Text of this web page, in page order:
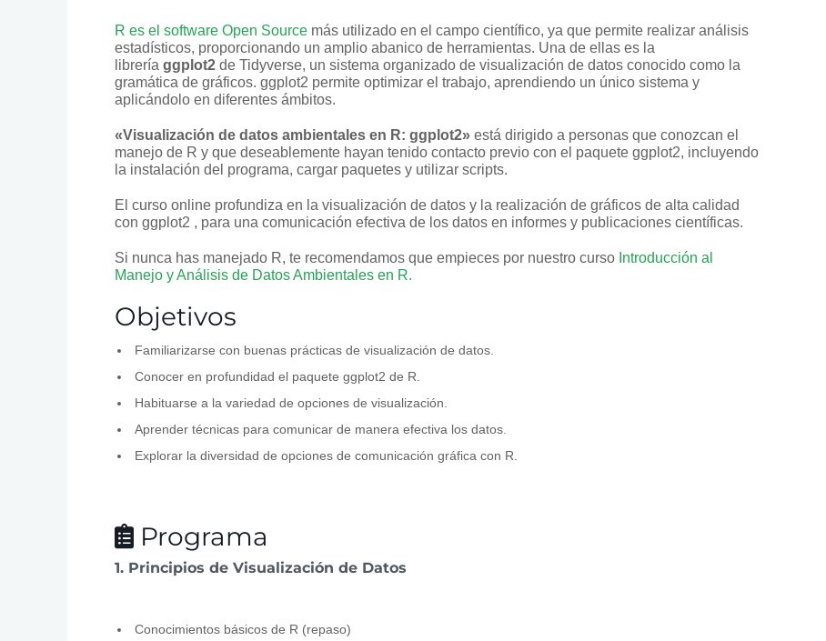
R es el software Open Sourcemás utilizado en el campo científico, ya que permite realizar análisis
estadísticos, proporcionando un amplio abanico de herramientas. Una de ellas es la
librería ggplot2de Tidyverse, un sistema organizado de visualización de datos conocido como la
gramática de gráficos. ggplot2 permite optimizar el trabajo, aprendiendo un único sistema y
aplicándolo en diferentes ámbitos.
«Visualización de datos ambientales en R: ggplot2»está dirigido a personas que conozcan el
manejo de R y que deseablemente hayan tenido contacto previo con el paquete ggplot2, incluyendo
la instalación del programa, cargar paquetes y utilizar scripts.
El curso online profundiza en la visualización de datos y la realización de gráficos de alta calidad
con ggplot2 , para una comunicación efectiva de los datos en informes y publicaciones científicas.
Si nunca has manejado R, te recomendamos que empieces por nuestro curso Introducción al
Manejo y Análisis de Datos Ambientales en R.
Objetivos
Familiarizarse con buenas prácticas de visualización de datos.
Conocer en profundidad el paquete ggplot2 de R.
Habituarse a la variedad de opciones de visualización.
Aprender técnicas para comunicar de manera efectiva los datos.
Explorar la diversidad de opciones de comunicación gráfica con R.
Programa
1. Principios de Visualización de Datos
Conocimientos básicos de R (repaso)